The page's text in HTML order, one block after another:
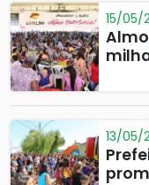
15/05/
13/05/